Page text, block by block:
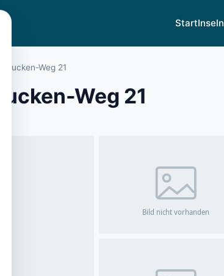
StartInseln
Eucken-Weg 21
Weg 21